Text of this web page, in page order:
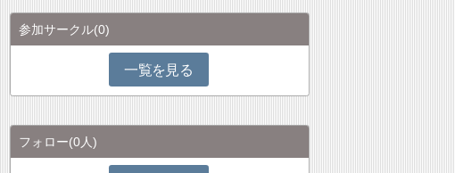
参加サークル(0)
一覧を見る
フォロー(0人)